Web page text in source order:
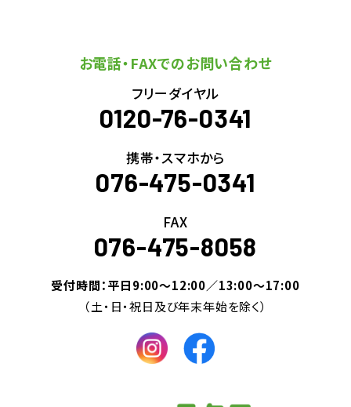
お電話・FAXでのお問い合わせ
フリーダイヤル
0120-76-0341
携帯・スマホから
076-475-0341
FAX
076-475-8058
受付時間：平日9:00～12:00／13:00～17:00
（土・日・祝日及び年末年始を除く）